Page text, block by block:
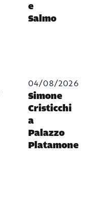
e
Salmo
04/08/2026
Simone
Cristicchi
a
Palazzo
Platamone